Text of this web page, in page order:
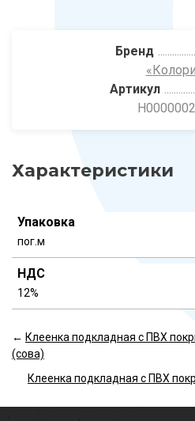
Бренд
Артикул
Характеристики
Упаковка
пог.м
НДС
12%
← Клеенка подкладная с ПВХ
(сова)
Клеенка подкладная с ПВХ